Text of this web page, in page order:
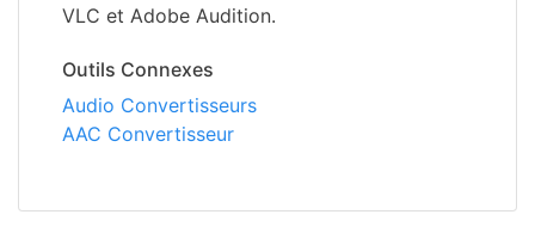
VLC et Adobe Audition.
Outils Connexes
Audio Convertisseurs
AAC Convertisseur